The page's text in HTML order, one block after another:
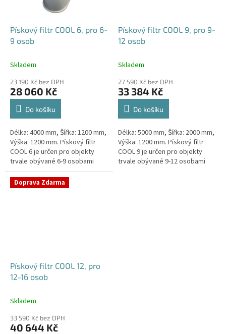
Pískový filtr COOL 6, pro 6-
9 osob
Skladem
23 190 Kč bez DPH
28 060 Kč
Do košíku
Délka: 4000 mm, Šířka: 1200 mm,
Výška: 1200 mm. Pískový filtr
COOL 6 je určen pro objekty
trvale obývané 6-9 osobami
Český výrobek!
Pískový filtr COOL 9, pro 9-
12 osob
Skladem
27 590 Kč bez DPH
33 384 Kč
Do košíku
Délka: 5000 mm, Šířka: 2000 mm,
Výška: 1200 mm. Pískový filtr
COOL 9 je určen pro objekty
trvale obývané 9-12 osobami
Doprava Zdarma
Pískový filtr COOL 12, pro
12-16 osob
Skladem
33 590 Kč bez DPH
40 644 Kč